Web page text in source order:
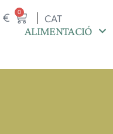
€ 0
CAT
ALIMENTACIÓ